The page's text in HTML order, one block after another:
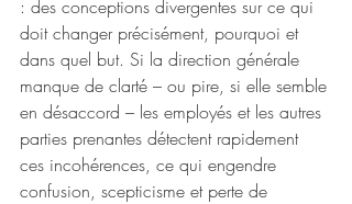
: des conceptions divergentes sur ce qui
doit changer précisément, pourquoi et
dans quel but. Si la direction générale
manque de clarté – ou pire, si elle semble
en désaccord – les employés et les autres
parties prenantes détectent rapidement
ces incohérences, ce qui engendre
confusion, scepticisme et perte de